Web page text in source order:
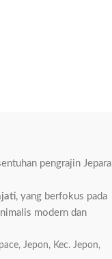
pengrajin Jepara
, yang berfokus pada
modern dan
Jepon, Kec. Jepon,